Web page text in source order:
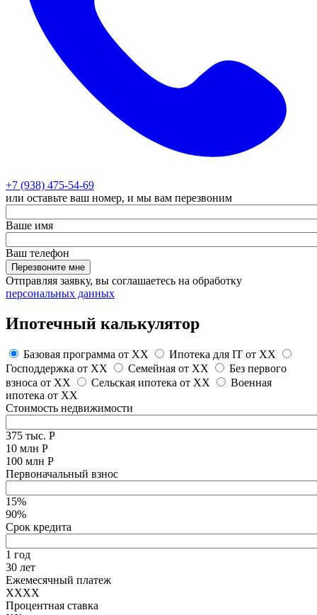
+7 (938) 475-54-69
или оставьте ваш номер, и мы вам перезвоним
Ваше имя
Ваш телефон
Перезвоните мне
Отправляя заявку, вы соглашаетесь на обработку
персональных данных
Ипотечный калькулятор
Базовая программа от XX Ипотека для IT от XX
Господдержка от XX Семейная от XX
Без первого
взноса от XX Сельская ипотека от XX
Военная
ипотека от XX
Стоимость недвижимости
375 тыс. Р
10 млн Р
100 млн Р
Первоначальный взнос
15%
90%
Срок кредита
1 год
30 лет
Ежемесячный платеж
XXXX
Процентная ставка